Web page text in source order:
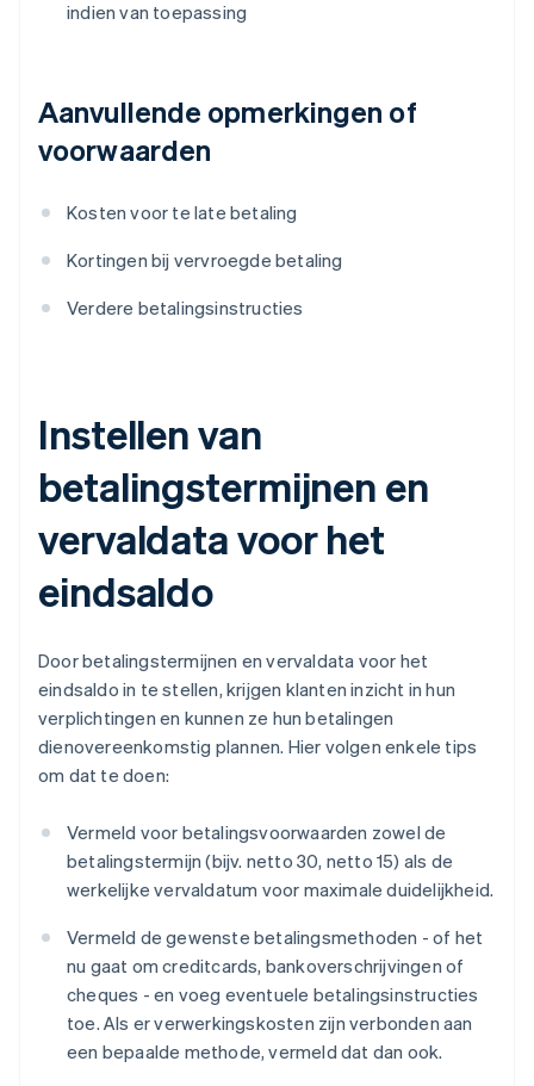
indien van toepassing
Aanvullende opmerkingen of
voorwaarden
Kosten voor te late betaling
Kortingen bij vervroegde betaling
Verdere betalingsinstructies
Instellen van
betalingstermijnen en
vervaldata voor het
eindsaldo
Door betalingstermijnen en vervaldata voor het
eindsaldo in te stellen, krijgen klanten inzicht in hun
verplichtingen en kunnen ze hun betalingen
dienovereenkomstig plannen. Hier volgen enkele tips
om dat te doen:
Vermeld voor betalingsvoorwaarden zowel de
betalingstermijn (bijv. netto 30, netto 15) als de
werkelijke vervaldatum voor maximale duidelijkheid.
Vermeld de gewenste betalingsmethoden - of het
nu gaat om creditcards, bankoverschrijvingen of
cheques - en voeg eventuele betalingsinstructies
toe. Als er verwerkingskosten zijn verbonden aan
een bepaalde methode, vermeld dat dan ook.